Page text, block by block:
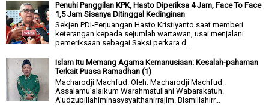
Penuhi Panggilan KPK, Hasto Diperiksa 4 Jam, Face To Face
1,5 Jam Sisanya Ditinggal Kedinginan
Sekjen PDI-Perjuangan Hasto Kristiyanto saat memberi
keterangan kepada sejumlah wartawan, usai menjalani
pemeriksaan sebagai Saksi perkara d...
Islam Itu Memang Agama Kemanusiaan: Kesalah-pahaman
Terkait Puasa Ramadhan (1)
Macharodji Machfud. Oleh: Macharodji Machfud .
Assalamu’alaikum Warahmatullahi Wabarakatuh.
A’udzubillahiminasysyaithanirrajim. Bismillahirr...